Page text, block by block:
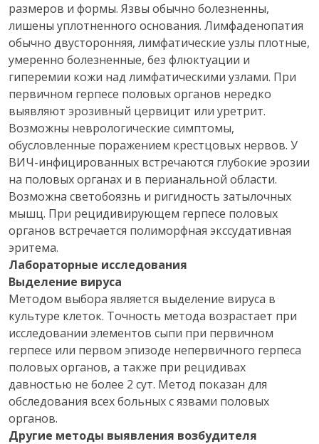
размеров и формы. Язвы обычно болезненны,
лишены уплотненного основания. Лимфаденопатия
обычно двусторонняя, лимфатические узлы плотные,
умеренно болезненные, без флюктуации и
гиперемии кожи над лимфатическими узлами. При
первичном герпесе половых органов нередко
выявляют эрозивный цервицит или уретрит.
Возможны неврологические симптомы,
обусловленные поражением крестцовых нервов. У
ВИЧ-инфицированных встречаются глубокие эрозии
на половых органах и в перианальной области.
Возможна светобоязнь и ригидность затылочных
мышц. При рецидивирующем герпесе половых
органов встречается полиморфная экссудативная
эритема.
Лабораторные исследования
Выделение вируса
Методом выбора является выделение вируса в
культуре клеток. Точность метода возрастает при
исследовании элементов сыпи при первичном
герпесе или первом эпизоде непервичного герпеса
половых органов, а также при рецидивах
давностью не более 2 сут. Метод показан для
обследования всех больных с язвами половых
органов.
Другие методы выявления возбудителя